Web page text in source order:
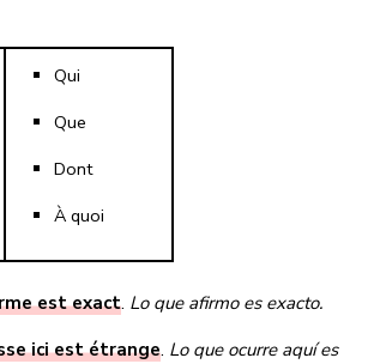
Qui
Que
Dont
À quoi
est exact. Lo que afirmo es exacto.
ici est étrange. Lo que ocurre aquí es